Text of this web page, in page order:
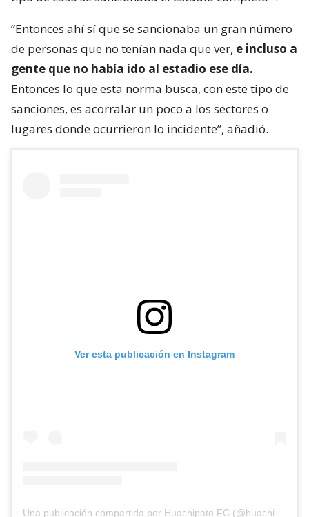
“Entonces ahí sí que se sancionaba un gran número
de personas que no tenían nada que ver, e incluso a
gente que no había ido al estadio ese día.
Entonces lo que esta norma busca, con este tipo de
sanciones, es acorralar un poco a los sectores o
lugares donde ocurrieron lo incidente”, añadió.
Ver esta publicación en Instagram